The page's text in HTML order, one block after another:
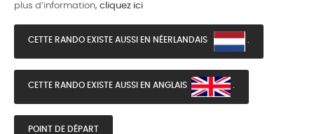
plus d’information, cliquez ici
CETTE RANDO EXISTE AUSSI EN NÉERLANDAIS
CETTE RANDO EXISTE AUSSI EN ANGLAIS
POINT DE DÉPART